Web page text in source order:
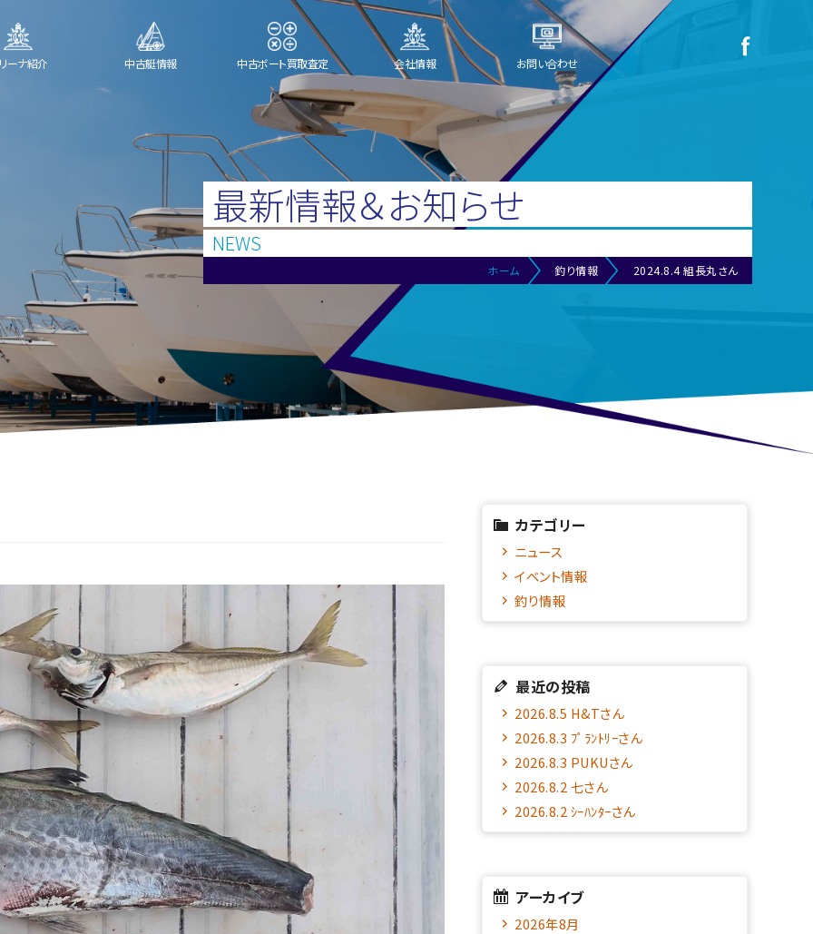
ーナ紹介 中古艇情報 中古ボート買取査定 会社情報 お問い合わせ
最新情報＆お知らせ
NEWS
ホーム 釣り情報 2024.8.4 組長丸さん
カテゴリー
ニュース
イベント情報
釣り情報
最近の投稿
2026.8.5 H&Tさん
2026.8.3 ﾌﾟﾗﾝﾄﾘｰさん
2026.8.3 PUKUさん
2026.8.2 七さん
2026.8.2 ｼｰﾊﾝﾀｰさん
アーカイブ
2026年8月